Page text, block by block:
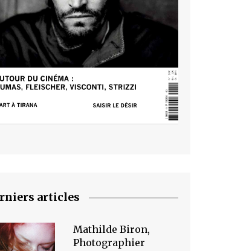
articles
Mathilde Biron,
Photographier